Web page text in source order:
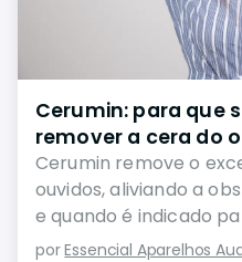
Cerumin: para que
remover a cera do
Cerumin remove o
ouvidos, aliviando a
e quando é indicado
saudável.
porEssencial Aparelhos